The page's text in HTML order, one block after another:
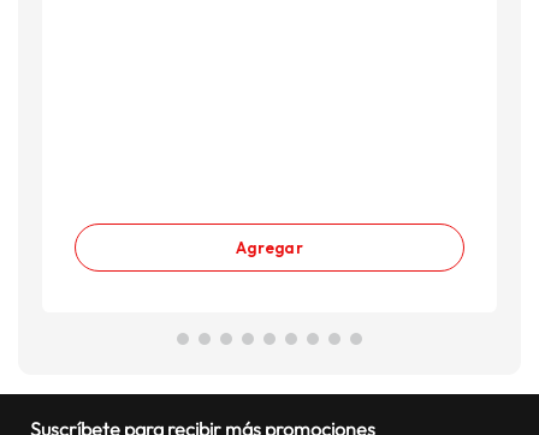
Agregar
Suscríbete para recibir más promociones